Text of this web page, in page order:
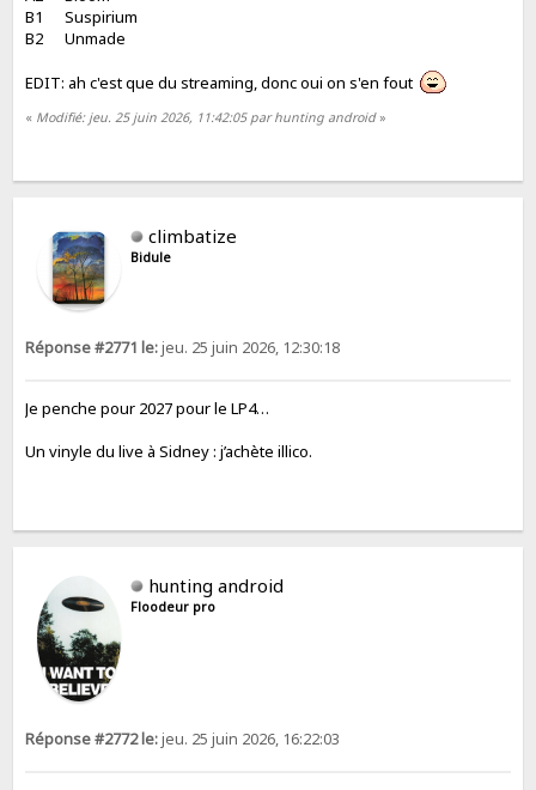
B1 Suspirium
B2 Unmade
EDIT: ah c'est que du streaming, donc oui on s'en fout
« Modifié: jeu. 25 juin 2026, 11:42:05 par hunting android»
climbatize
Bidule
Réponse #2771 le:jeu. 25 juin 2026, 12:30:18
Je penche pour 2027 pour le LP4…
Un vinyle du live à Sidney : j’achète illico.
hunting android
Floodeur pro
Réponse #2772 le:jeu. 25 juin 2026, 16:22:03